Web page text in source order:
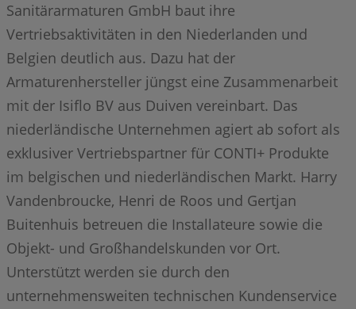
Sanitärarmaturen GmbH baut ihre
Vertriebsaktivitäten in den Niederlanden und
Belgien deutlich aus. Dazu hat der
Armaturenhersteller jüngst eine Zusammenarbeit
mit der Isiflo BV aus Duiven vereinbart. Das
niederländische Unternehmen agiert ab sofort als
exklusiver Vertriebspartner für CONTI+ Produkte
im belgischen und niederländischen Markt. Harry
Vandenbroucke, Henri de Roos und Gertjan
Buitenhuis betreuen die Installateure sowie die
Objekt- und Großhandelskunden vor Ort.
Unterstützt werden sie durch den
unternehmensweiten technischen Kundenservice